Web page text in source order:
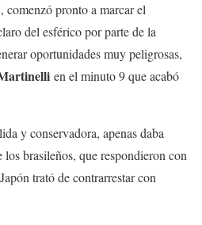
pronto a marcar el
del esférico por parte de la
oportunidades muy peligrosas,
en el minuto 9 que acabó
y conservadora, apenas daba
brasileños, que respondieron con
trató de contrarrestar con